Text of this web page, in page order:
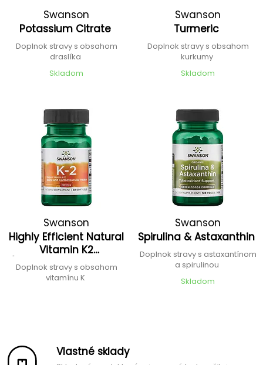
Swanson
Potassium Citrate
Doplnok stravy s obsahom
draslíka
Skladom
Swanson
Turmeric
Doplnok stravy s obsahom
kurkumy
Skladom
Swanson
Highly Efficient Natural
Vitamin K2
(Menaquinone-7 from
Natto)
Doplnok stravy s obsahom
vitamínu K
Swanson
Spirulina & Astaxanthin
Doplnok stravy s astaxantínom
a spirulinou
Skladom
Vlastné sklady